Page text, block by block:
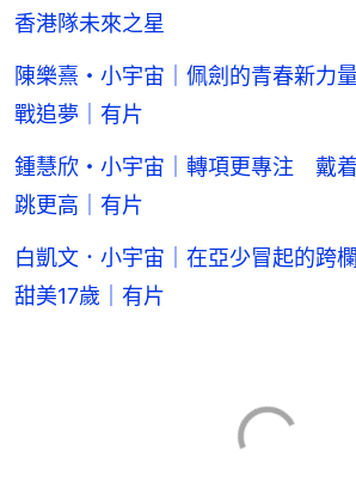
香港隊未來之星
陳樂熹・小宇宙｜佩劍的青春新力
戰追夢｜有片
鍾慧欣・小宇宙｜轉項更專注 戴
跳更高｜有片
白凱文．小宇宙｜在亞少冒起的跨
甜美17歲｜有片